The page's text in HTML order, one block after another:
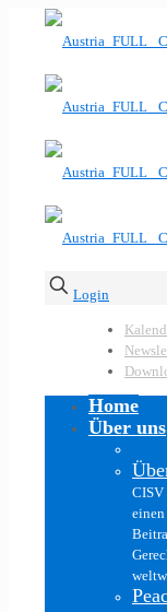
Login
Home
Über uns
CISV
einen